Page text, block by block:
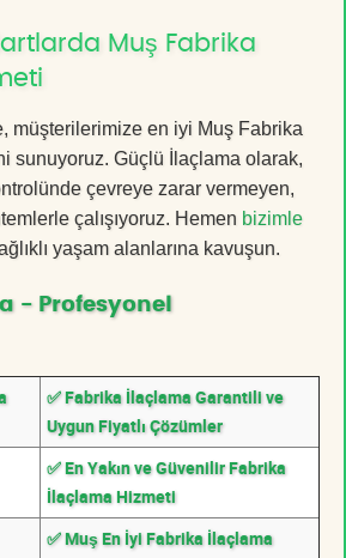
Muş Fabrika
müşterilerimize en iyi Muş Fabrika
sunuyoruz. Güçlü İlaçlama olarak,
çevreye zarar vermeyen,
çalışıyoruz. Hemen bizimle
yaşam alanlarına kavuşun.
- Profesyonel
✅ Fabrika İlaçlama Garantili ve
Uygun Fiyatlı Çözümler
✅ En Yakın ve Güvenilir Fabrika
İlaçlama Hizmeti
✅ Muş En İyi Fabrika İlaçlama